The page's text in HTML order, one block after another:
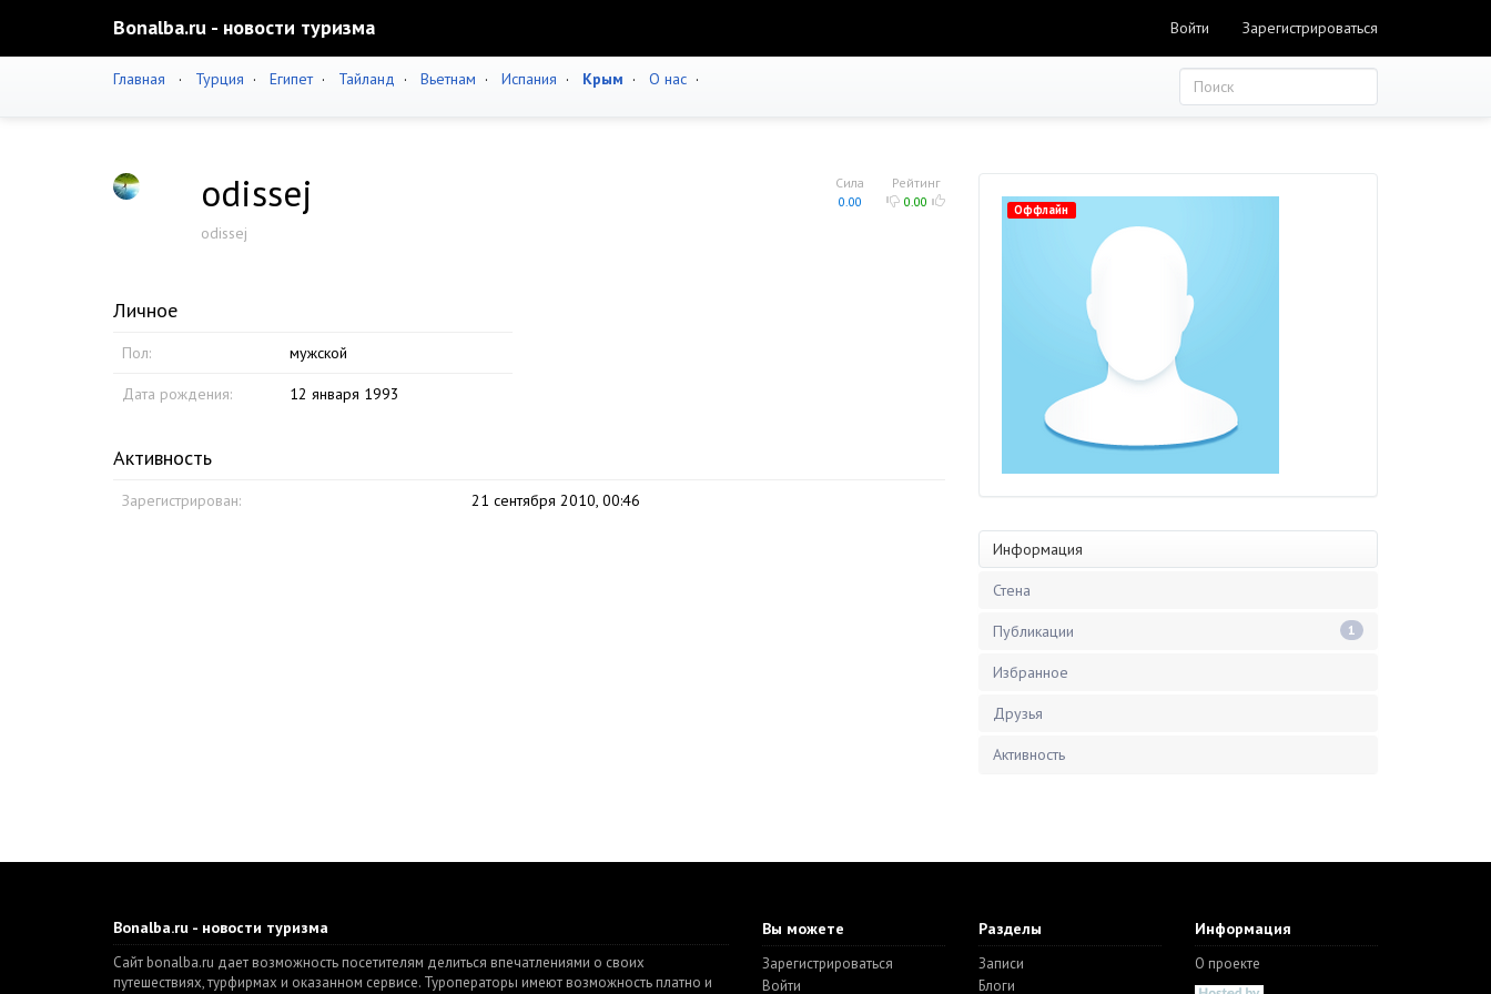
Bonalba.ru - новости туризма Войти Зарегистрироваться
Главная · Турция · Египет· Тайланд · Вьетнам · Испания · Крым · О нас ·
Рейтинг
0.00
Сила
0.00
odissej
odissej
Личное
Пол: мужской
Дата рождения: 12 января 1993
Активность
Зарегистрирован: 21 сентября 2010, 00:46
Оффлайн
Информация
Стена
Публикации 1
Избранное
Друзья
Активность
Bonalba.ru - новости туризма
Сайт bonalba.ru дает возможность посетителям делиться впечатлениями о своих
путешествиях, турфирмах и оказанном сервисе. Туроператоры имеют возможность платно и
Вы можете
Зарегистрироваться
Войти
Разделы
Записи
Блоги
Информация
О проекте